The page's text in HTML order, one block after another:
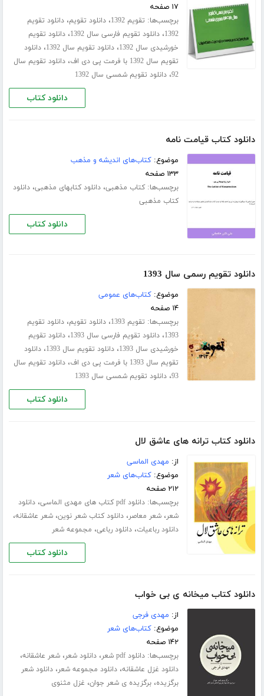
۱۷ صفحه
برچسب‌ها: تقویم 1392 ،دانلود تقویم،دانلود تقویم
1392،دانلود تقویم فارسی سال 1392 ،دانلود تقویم
خورشیدی سال 1392
،دانلود تقویم سال 1392 ،دانلود
تقویم سال 1392 با فرمت پی دی اف
،دانلود تقویم سال
92،دانلود تقویم شمسی سال 1392
دانلود کتاب
دانلود کتاب قیامت نامه
موضوع:کتاب‌های اندیشه و مذهب
۱۳۳ صفحه
برچسب‌ها:کتاب مذهبی،دانلود کتابهای مذهبی،دانلود
کتاب مذهبی
دانلود کتاب
دانلود تقویم رسمی سال 1393
موضوع:کتاب‌های عمومی
۱۴ صفحه
برچسب‌ها: تقویم 1393 ،دانلود تقویم،دانلود تقویم
1393،دانلود تقویم فارسی سال 1393 ،دانلود تقویم
خورشیدی سال 1393
،دانلود تقویم سال 1393 ،دانلود
تقویم سال 1393 با فرمت پی دی اف
،دانلود تقویم سال
93،دانلود تقویم شمسی سال 1393
دانلود کتاب
دانلود کتاب ترانه های عاشق لال
از: مهدی الماسی
موضوع:کتاب‌های شعر
۲۱۲ صفحه
برچسب‌ها:دانلود pdf کتاب های مهدی الماسی ،دانلود
شعر،شعر معاصر،دانلود کتاب شعر نوین،شعر عاشقانه،
دانلود رباعیات،دانلود رباعی، مجموعه شعر
دانلود کتاب
دانلود کتاب میخانه ی بی خواب
از: مهدی فرجی
موضوع:کتاب‌های شعر
۱۴۲ صفحه
برچسب‌ها:دانلود pdf شعر ،دانلود شعر،شعر عاشقانه،
دانلود غزل عاشقانه،دانلود مجموعه شعر،دانلود شعر
برگزیده،برگزیده ی شعر جوان، غزل مثنوی